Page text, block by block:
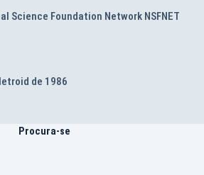
Science Foundation Network NSFNET
de 1986
Procura-se